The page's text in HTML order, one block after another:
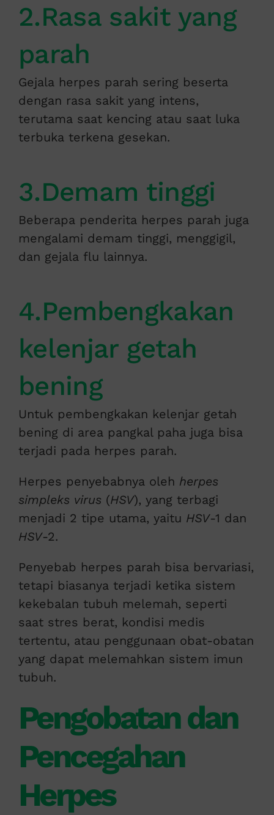
2.Rasa sakit yang
parah
Gejala herpes parah sering beserta
dengan rasa sakit yang intens,
terutama saat kencing atau saat luka
terbuka terkena gesekan.
3.Demam tinggi
Beberapa penderita herpes parah juga
mengalami demam tinggi, menggigil,
dan gejala flu lainnya.
4.Pembengkakan
kelenjar getah
bening
Untuk pembengkakan kelenjar getah
bening di area pangkal paha juga bisa
terjadi pada herpes parah.
Herpes penyebabnya oleh herpes
simpleks virus (HSV), yang terbagi
menjadi 2 tipe utama, yaitu HSV-1 dan
HSV-2.
Penyebab herpes parah bisa bervariasi,
tetapi biasanya terjadi ketika sistem
kekebalan tubuh melemah, seperti
saat stres berat, kondisi medis
tertentu, atau penggunaan obat-obatan
yang dapat melemahkan sistem imun
tubuh.
Pengobatan dan
Pencegahan
Herpes